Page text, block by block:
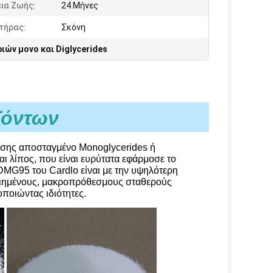
Ζωής: 24 Μήνες
Σκόνη
μονο και Diglycerides
αποσταγμένο Monoglycerides ή
λίπος, που είναι ευρύτατα εφάρμοσε το
του Cardlo είναι με την υψηλότερη
μακροπρόθεσμους σταθερούς
ιδιότητες.